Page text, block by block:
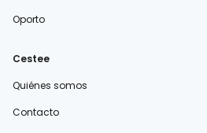
Oporto
Cestee
Quiénes somos
Contacto